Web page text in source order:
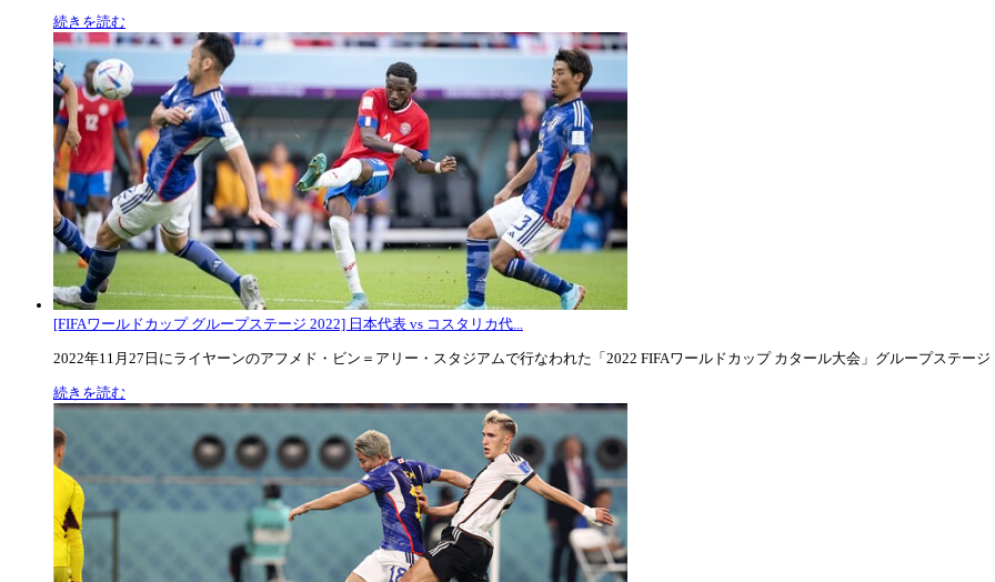
続きを読む
[FIFAワールドカップ グループステージ 2022] 日本代表 vs コスタリカ代...
2022年11月27日にライヤーンのアフメド・ビン＝アリー・スタジアムで行なわれた「2022 FIFAワールドカップ カタール大会」グループステージ
続きを読む